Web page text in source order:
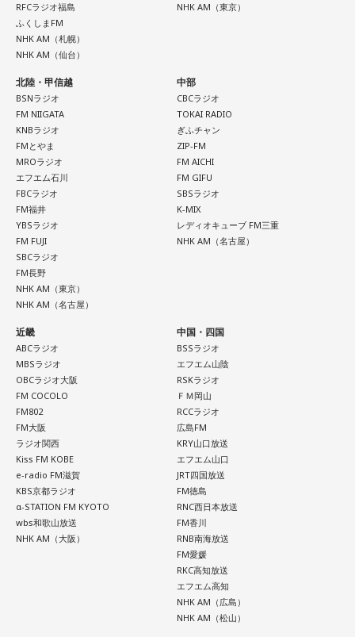
RFCラジオ福島
ふくしまFM
NHK AM（札幌）
NHK AM（仙台）
NHK AM（東京）
北陸・甲信越
BSNラジオ
FM NIIGATA
KNBラジオ
FMとやま
MROラジオ
エフエム石川
FBCラジオ
FM福井
YBSラジオ
FM FUJI
SBCラジオ
FM長野
NHK AM（東京）
NHK AM（名古屋）
中部
CBCラジオ
TOKAI RADIO
ぎふチャン
ZIP-FM
FM AICHI
FM GIFU
SBSラジオ
K-MIX
レディオキューブ FM三重
NHK AM（名古屋）
近畿
ABCラジオ
MBSラジオ
OBCラジオ大阪
FM COCOLO
FM802
FM大阪
ラジオ関西
Kiss FM KOBE
e-radio FM滋賀
KBS京都ラジオ
α-STATION FM KYOTO
wbs和歌山放送
NHK AM（大阪）
中国・四国
BSSラジオ
エフエム山陰
RSKラジオ
ＦＭ岡山
RCCラジオ
広島FM
KRY山口放送
エフエム山口
JRT四国放送
FM徳島
RNC西日本放送
FM香川
RNB南海放送
FM愛媛
RKC高知放送
エフエム高知
NHK AM（広島）
NHK AM（松山）